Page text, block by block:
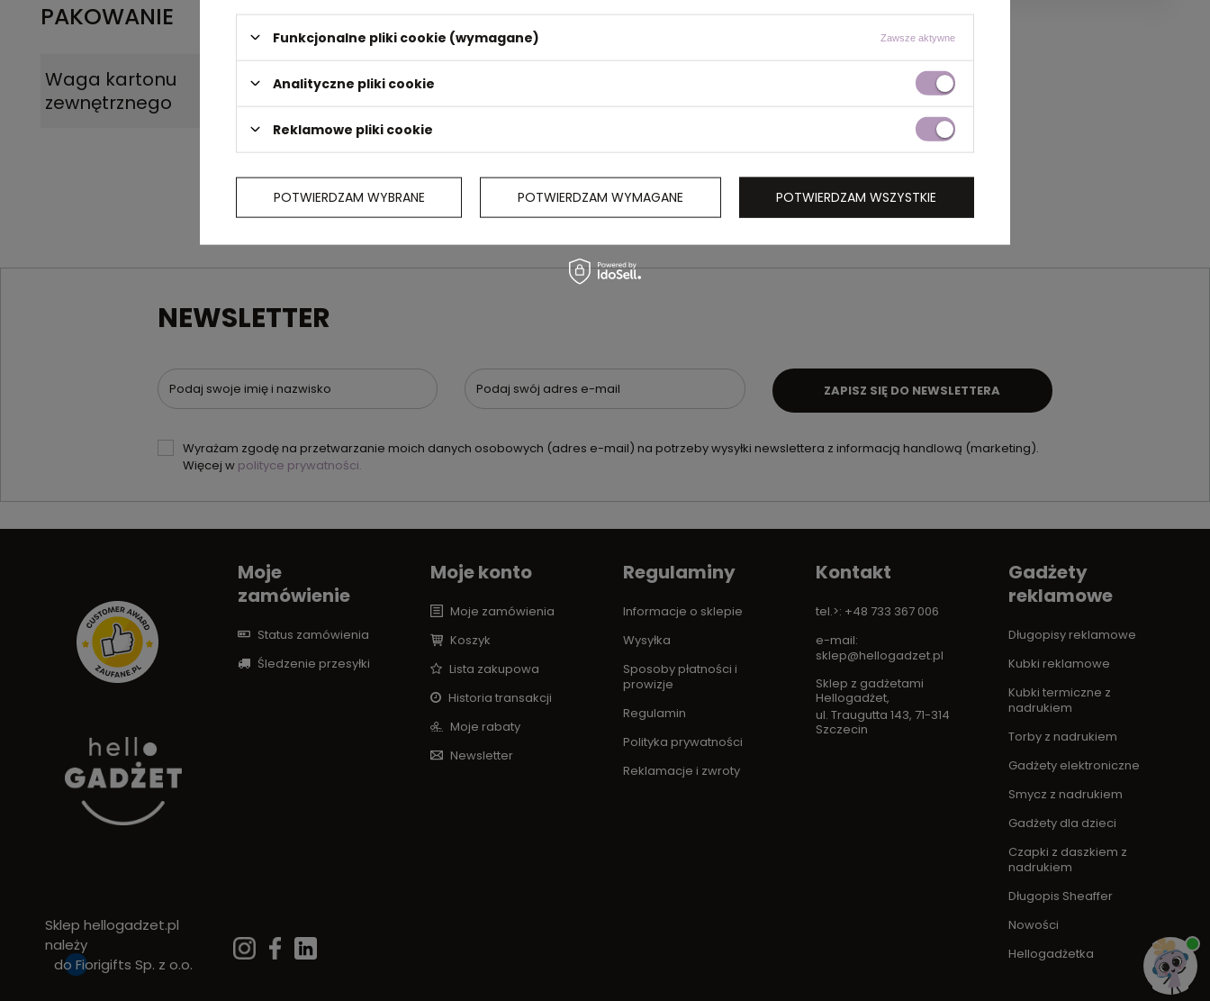
PAKOWANIE
Waga kartonu
zewnętrznego
1.02
NEWSLETTER
Podaj swoje imię i nazwisko Podaj swój adres e-mail
Wyrażam zgodę na przetwarzanie moich danych osobowych (adres e-mail) na potrzeby wysyłki newslettera z informacją handlową (marketing).
Więcej w polityce prywatności.
ZAPISZ SIĘ DO NEWSLETTERA
Sklep hellogadzet.pl
należy
do Fiorigifts Sp. z o.o.
Moje
zamówienie
Status zamówienia
Śledzenie przesyłki
Moje konto
Moje zamówienia
Koszyk
Lista zakupowa
Historia transakcji
Moje rabaty
Newsletter
Regulaminy
Informacje o sklepie
Wysyłka
Sposoby płatności i
prowizje
Regulamin
Polityka prywatności
Reklamacje i zwroty
Kontakt
tel.>: +48 733 367 006
e-mail:
sklep@hellogadzet.pl
Sklep z gadżetami
Hellogadżet,
ul. Traugutta 143, 71-314
Szczecin
Gadżety
reklamowe
Długopisy reklamowe
Kubki reklamowe
Kubki termiczne z
nadrukiem
Torby z nadrukiem
Gadżety elektroniczne
Smycz z nadrukiem
Gadżety dla dzieci
Czapki z daszkiem z
nadrukiem
Długopis Sheaffer
Nowości
Hellogadżetka
Funkcjonalne pliki cookie (wymagane) Zawsze aktywne
Analityczne pliki cookie
Reklamowe pliki cookie
POTWIERDZAM WYBRANE POTWIERDZAM WYMAGANE POTWIERDZAM WSZYSTKIE